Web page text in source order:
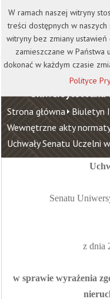
Kontakt
Wirtualna Uczelnia
Uniwersytet Jana
Strona główna Biuletyn
Wewnętrzne akty
Uchwały Senatu Uczelni
Senatu
z dnia
w sprawie wyrażenia
W ramach naszej witryny
treści dostępnych w
witryny bez zmiany
zamieszczane w Państwa
dokonać w każdym czasie
Polityce